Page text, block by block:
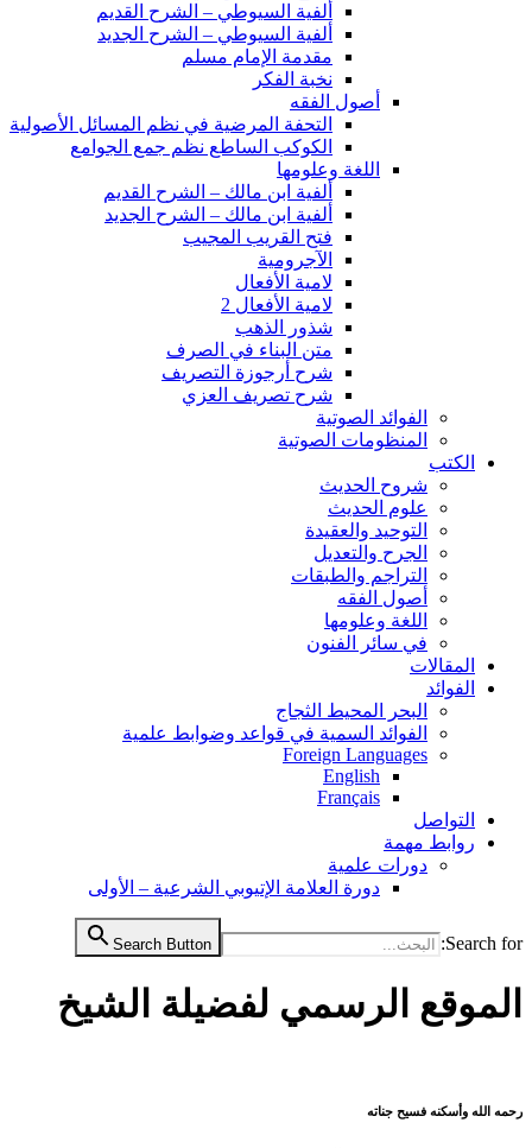
ألفية السيوطي – الشرح القديم
ألفية السيوطي – الشرح الجديد
مقدمة الإمام مسلم
نخبة الفكر
أصول الفقه
التحفة المرضية في نظم المسائل الأصولية
الكوكب الساطع نظم جمع الجوامع
اللغة وعلومها
ألفية ابن مالك – الشرح القديم
ألفية ابن مالك – الشرح الجديد
فتح القريب المجيب
الآجرومية
لامية الأفعال
لامية الأفعال 2
شذور الذهب
متن البناء في الصرف
شرح أرجوزة التصريف
شرح تصريف العزي
الفوائد الصوتية
المنظومات الصوتية
الكتب
شروح الحديث
علوم الحديث
التوحيد والعقيدة
الجرح والتعديل
التراجم والطبقات
أصول الفقه
اللغة وعلومها
في سائر الفنون
المقالات
الفوائد
البحر المحيط الثجاج
الفوائد السمية في قواعد وضوابط علمية
Foreign Languages
English
Français
التواصل
روابط مهمة
دورات علمية
دورة العلامة الإتيوبي الشرعية – الأولى
Search for:
Search Button
الموقع الرسمي لفضيلة الشيخ
رحمه الله وأسكنه فسيح جناته